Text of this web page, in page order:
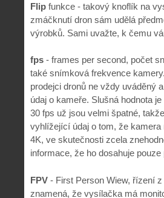
Flip funkce - takový knoflík na
zmáčknutí dron sám udělá
výrobků. Sami uvažte, k čemu
fps - frames per second, počet
také snímková frekvence
prodejci dronů ne vždy uváděný
údaj o kameře. Slušná hodnota
30 fps už jsou velmi špatné,
vyhlížející údaj o tom, že
4K, ve skutečnosti zcela
informace, že ho dosahuje pouze
FPV - First Person Wiew, řízení
znamená, že vysílačka má